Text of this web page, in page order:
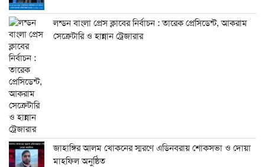
লন্ডন বাংলা প্রেস ক্লাবের নির্বাচন : তারেক প্রেসিডেন্ট, আকরাম
সেক্রেটারি ও হান্নান ট্রেজারার
জাহাঙ্গির আলম খোকনের স্মরণে এডিনবরায় শোকসভা ও দোয়া
মাহফিল অনুষ্ঠিত